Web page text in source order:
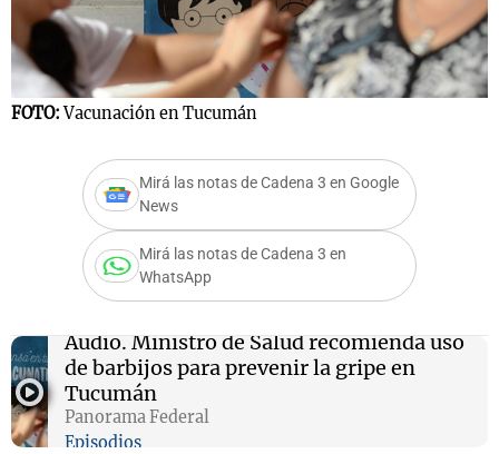
FOTO: Vacunación en Tucumán
Mirá las notas de Cadena 3 en Google
News
Mirá las notas de Cadena 3 en
WhatsApp
Audio. Ministro de Salud recomienda uso
de barbijos para prevenir la gripe en
Tucumán
Panorama Federal
Episodios
Mundial 2026
La Sole en
Cadena 3